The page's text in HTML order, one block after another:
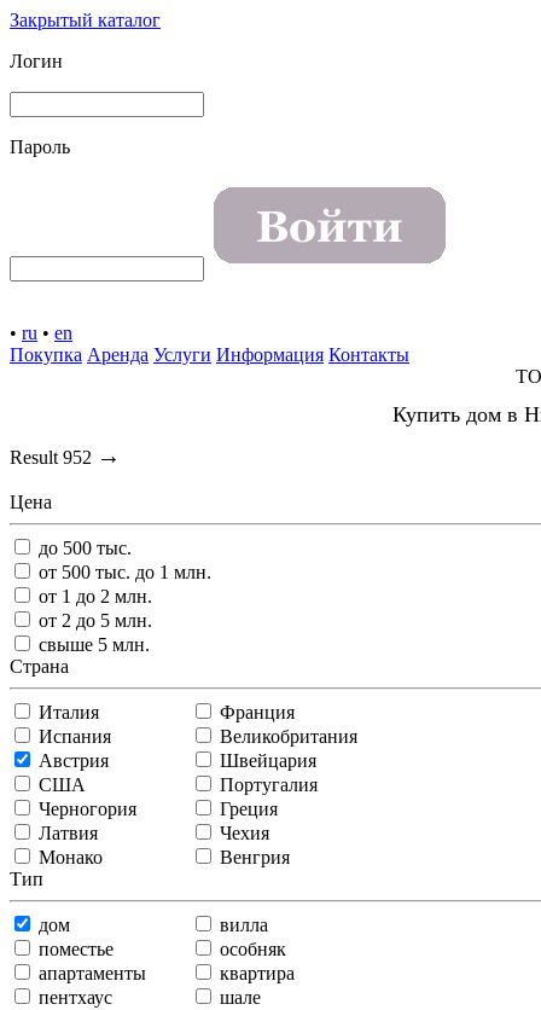
Закрытый каталог
Логин
Пароль
• ru • en
Покупка Аренда Услуги Информация Контакты
Купить дом в
Result 952 →
Цена
до 500 тыс.
от 500 тыс. до 1 млн.
от 1 до 2 млн.
от 2 до 5 млн.
свыше 5 млн.
Страна
Италия
Франция
Испания
Великобритания
Австрия
Швейцария
США
Португалия
Черногория
Греция
Латвия
Чехия
Монако
Венгрия
Тип
дом
вилла
поместье
особняк
апартаменты
квартира
пентхаус
шале